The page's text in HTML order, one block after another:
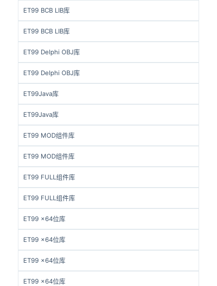
ET99 BCB LIB库
ET99 BCB LIB库
ET99 Delphi OBJ库
ET99 Delphi OBJ库
ET99Java库
ET99Java库
ET99 MOD组件库
ET99 MOD组件库
ET99 FULL组件库
ET99 FULL组件库
ET99 x64位库
ET99 x64位库
ET99 x64位库
ET99 x64位库